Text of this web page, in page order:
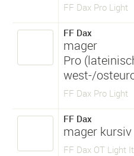
FF Dax Pro Light
FF Dax
mager
Pro
west-/
FF Dax Pro Light
FF Dax
mager kursiv
FF Dax OT Light